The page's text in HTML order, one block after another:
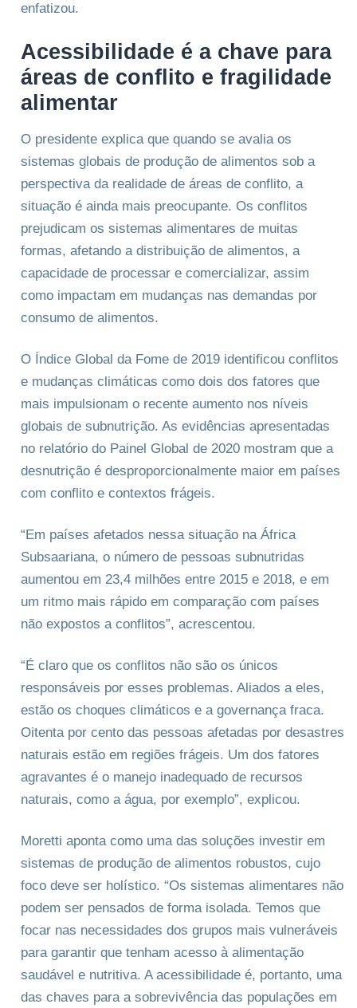
enfatizou.
Acessibilidade é a chave para
áreas de conflito e fragilidade
alimentar
O presidente explica que quando se avalia os
sistemas globais de produção de alimentos sob a
perspectiva da realidade de áreas de conflito, a
situação é ainda mais preocupante. Os conflitos
prejudicam os sistemas alimentares de muitas
formas, afetando a distribuição de alimentos, a
capacidade de processar e comercializar, assim
como impactam em mudanças nas demandas por
consumo de alimentos.
O Índice Global da Fome de 2019 identificou conflitos
e mudanças climáticas como dois dos fatores que
mais impulsionam o recente aumento nos níveis
globais de subnutrição. As evidências apresentadas
no relatório do Painel Global de 2020 mostram que a
desnutrição é desproporcionalmente maior em países
com conflito e contextos frágeis.
“Em países afetados nessa situação na África
Subsaariana, o número de pessoas subnutridas
aumentou em 23,4 milhões entre 2015 e 2018, e em
um ritmo mais rápido em comparação com países
não expostos a conflitos”, acrescentou.
“É claro que os conflitos não são os únicos
responsáveis por esses problemas. Aliados a eles,
estão os choques climáticos e a governança fraca.
Oitenta por cento das pessoas afetadas por desastres
naturais estão em regiões frágeis. Um dos fatores
agravantes é o manejo inadequado de recursos
naturais, como a água, por exemplo”, explicou.
Moretti aponta como uma das soluções investir em
sistemas de produção de alimentos robustos, cujo
foco deve ser holístico. “Os sistemas alimentares não
podem ser pensados de forma isolada. Temos que
focar nas necessidades dos grupos mais vulneráveis
para garantir que tenham acesso à alimentação
saudável e nutritiva. A acessibilidade é, portanto, uma
das chaves para a sobrevivência das populações em